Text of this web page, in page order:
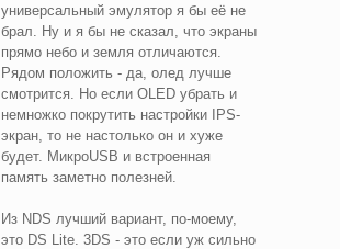
универсальный эмулятор я бы её не
брал. Ну и я бы не сказал, что экраны
прямо небо и земля отличаются.
Рядом положить - да, олед лучше
смотрится. Но если OLED убрать и
немножко покрутить настройки IPS-
экран, то не настолько он и хуже
будет. МикроUSB и встроенная
память заметно полезней.
Из NDS лучший вариант, по-моему,
это DS Lite. 3DS - это если уж сильно